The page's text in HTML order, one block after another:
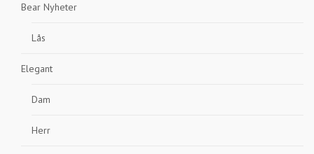
Bear Nyheter
Lås
Elegant
Dam
Herr